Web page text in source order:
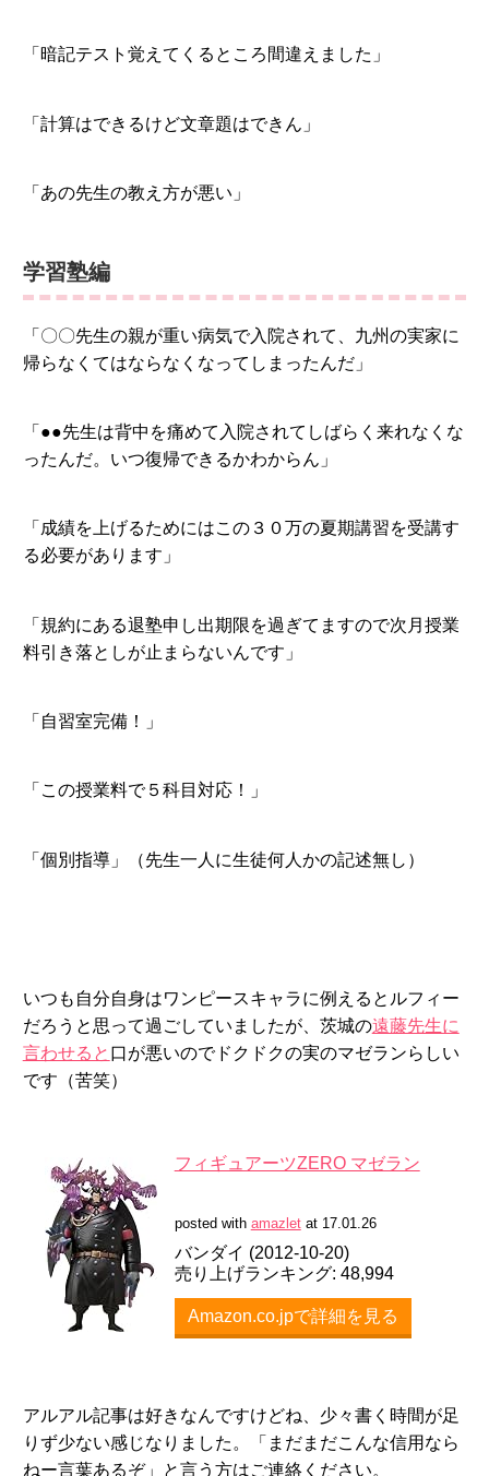
「暗記テスト覚えてくるところ間違えました」
「計算はできるけど文章題はできん」
「あの先生の教え方が悪い」
学習塾編
「〇〇先生の親が重い病気で入院されて、九州の実家に
帰らなくてはならなくなってしまったんだ」
「●●先生は背中を痛めて入院されてしばらく来れなくな
ったんだ。いつ復帰できるかわからん」
「成績を上げるためにはこの３０万の夏期講習を受講す
る必要があります」
「規約にある退塾申し出期限を過ぎてますので次月授業
料引き落としが止まらないんです」
「自習室完備！」
「この授業料で５科目対応！」
「個別指導」（先生一人に生徒何人かの記述無し）
いつも自分自身はワンピースキャラに例えるとルフィー
だろうと思って過ごしていましたが、茨城の遠藤先生に
言わせると 口が悪いのでドクドクの実のマゼランらしい
です（苦笑）
フィギュアーツZERO マゼラン
posted with amazletat 17.01.26
バンダイ (2012-10-20)
売り上げランキング: 48,994
Amazon.co.jpで詳細を見る
アルアル記事は好きなんですけどね、少々書く時間が足
りず少ない感じなりました。「まだまだこんな信用なら
ねー言葉あるぞ」と言う方はご連絡ください。